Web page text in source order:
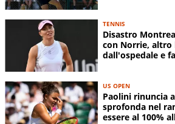
TENNIS
Disastro
con Norrie, altro
dall'ospedale e
US OPEN
Paolini rinuncia
sprofonda nel
essere al 100%